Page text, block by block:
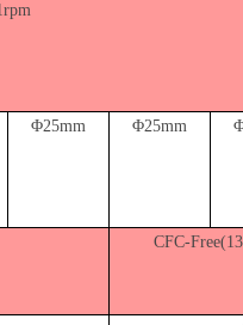
Φ25mm Φ25mm
CFC-